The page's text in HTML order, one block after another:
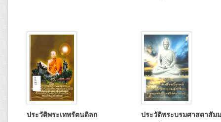
ประวัติพระเทพรัตนดิลก
ประวัติพระบรมศาสดาสัม